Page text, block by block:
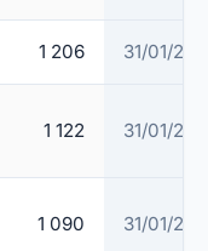
1 206 31/01/
1 122 31/01/
1 090 31/01/